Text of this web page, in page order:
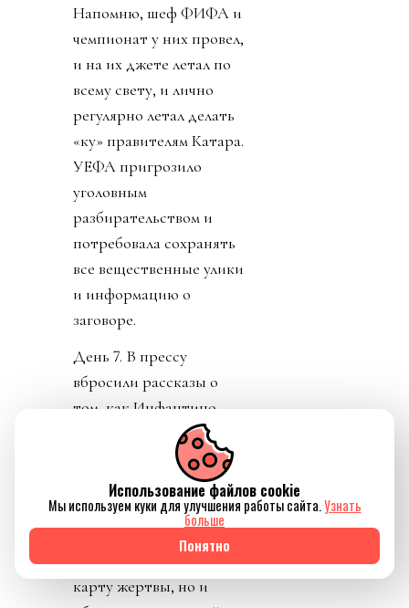
Напомню, шеф ФИФА и
чемпионат у них провел,
и на их джете летал по
всему свету, и лично
регулярно летал делать
«ку» правителям Катара.
УЕФА пригрозило
уголовным
разбирательством и
потребовала сохранять
все вещественные улики
и информацию о
заговоре.
День 7. В прессу
вбросили рассказы о
том, как Инфантино
буллили в детстве.
Публика восприняла как
должно. «Жаль тебя.
Теперь проваливай». У
тирана не только не
получилось разыграть
карту жертвы, но и
Использование файлов cookie
Мы используем куки для улучшения работы сайта.Узнать
больше
Понятно